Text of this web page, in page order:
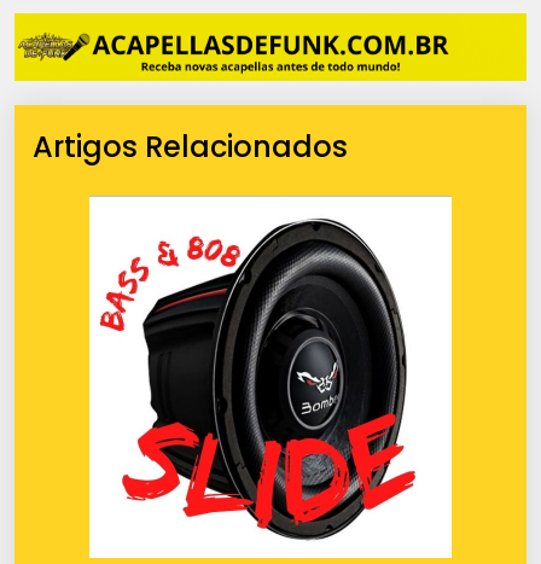
Artigos Relacionados